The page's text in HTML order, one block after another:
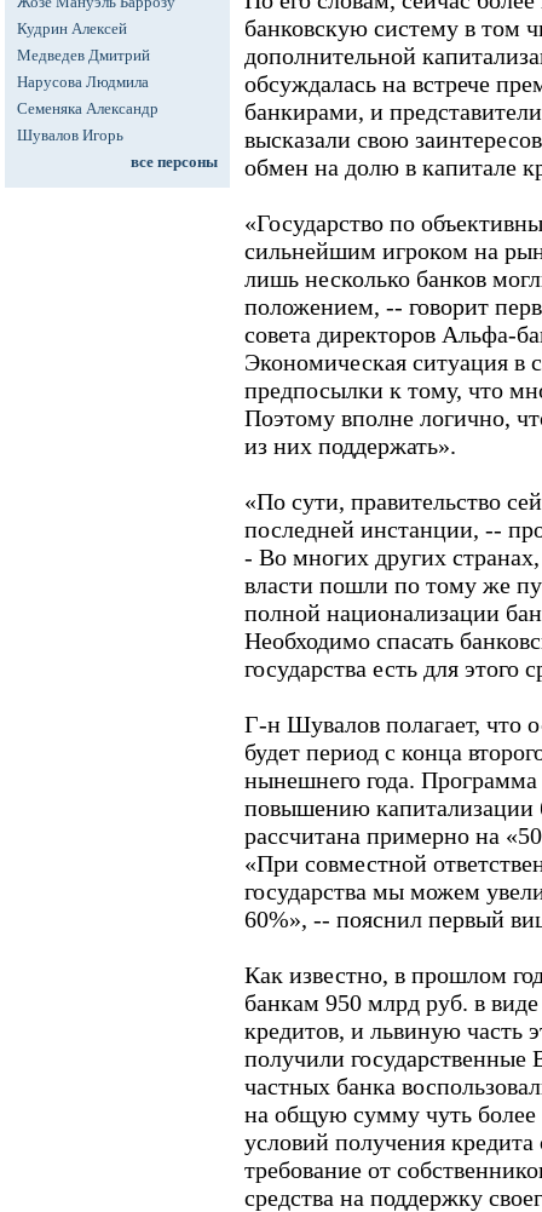
Кудрин Алексей
Медведев Дмитрий
Нарусова Людмила
Семеняка Александр
Шувалов Игорь
все персоны
банковскую систему в том
дополнительной
обсуждалась на встрече
банкирами, и
высказали свою
обмен на долю в капитале
«Государство по
сильнейшим игроком на
лишь несколько банков
положением, -- говорит
совета директоров Альфа-
Экономическая ситуация в
предпосылки к тому, что
Поэтому вполне логично,
из них поддержать».
«По сути, правительство
последней инстанции, --
- Во многих других
власти пошли по тому же
полной национализации
Необходимо спасать
государства есть для этого
Г-н Шувалов полагает, что
будет период с конца
нынешнего года. Программа
повышению капитализации
рассчитана примерно на
«При совместной
государства мы можем
60%», -- пояснил первый
Как известно, в прошлом
банкам 950 млрд руб. в
кредитов, и львиную часть
получили
частных банка
на общую сумму чуть
условий получения кредита
требование от
средства на поддержку